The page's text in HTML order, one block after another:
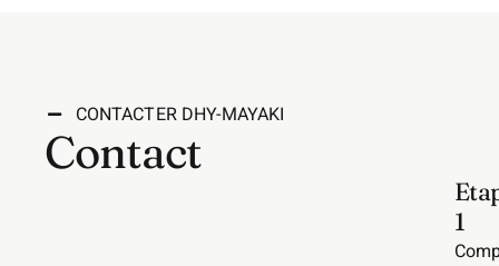
CONTACTER DHY-MAYAKI
Contact
1